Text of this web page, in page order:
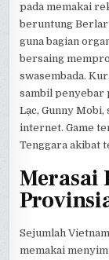
pada memakai
beruntung
guna bagian
bersaing
swasembada.
sambil penyebar
Lạc, Gunny
internet. Game
Tenggara akibat
Merasai
Sejumlah
memakai